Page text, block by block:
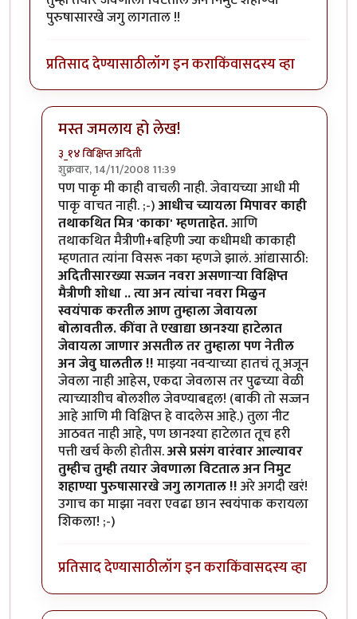
पुरुषासारखे जगु लागताल !!
प्रतिसाद देण्यासाठीलॉग इन कराकिंवासदस्य व्हा
मस्त जमलाय हो लेख!
३_१४ विक्षिप्त अदिती
शुक्रवार, 14/11/2008 11:39
In reply toबिपिनकाकाbyआनंदयात्री
पण पाकृ मी काही वाचली नाही. जेवायच्या आधी मी
पाकृ वाचत नाही. ;-)आधीच च्यायला मिपावर काही
तथाकथित मित्र 'काका' म्हणताहेत.आणि
तथाकथित मैत्रीणी+बहिणी ज्या कधीमधी काकाही
म्हणतात त्यांना विसरू नका म्हणजे झालं. आंद्यासाठी:
अदितीसारख्या सज्जन नवरा असणार्‍या विक्षिप्त
मैत्रीणी शोधा .. त्या अन त्यांचा नवरा मिळुन
स्वयंपाक करतील आण तुम्हाला जेवायला
बोलावतील. कींवा ते एखाद्या छानश्या हाटेलात
जेवायला जाणार असतील तर तुम्हाला पण नेतील
अन जेवु घालतील !!माझ्या नवर्‍याच्या हातचं तू अजून
जेवला नाही आहेस, एकदा जेवलास तर पुढच्या वेळी
त्याच्याशीच बोलशील जेवण्याबद्दल! (बाकी तो सज्जन
आहे आणि मी विक्षिप्त हे वादलेस आहे.) तुला नीट
आठवत नाही आहे, पण छानश्या हाटेलात तूच हरी
पत्ती खर्च केली होतीस.असे प्रसंग वारंवार आल्यावर
तुम्हीच तुम्ही तयार जेवणाला विटताल अन निमुट
शहाण्या पुरुषासारखे जगु लागताल !!अरे अगदी खरं!
उगाच का माझा नवरा एवढा छान स्वयंपाक करायला
शिकला! ;-)
प्रतिसाद देण्यासाठीलॉग इन कराकिंवासदस्य व्हा